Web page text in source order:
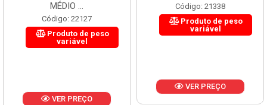
MÉDIO ...
Código: 22127
Produto de peso
variável
VER PREÇO
Código: 21338
Produto de peso
variável
VER PREÇO